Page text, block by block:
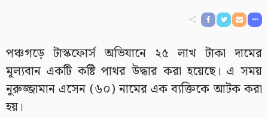
পঞ্চগড়ে টাস্কফোর্স অভিযানে ২৫ লাখ টাকা দামের
মূল্যবান একটি কষ্টি পাথর উদ্ধার করা হয়েছে। এ সময়
নুরুজ্জামান এসেন (৬০) নামের এক ব্যক্তিকে আটক করা
হয়।